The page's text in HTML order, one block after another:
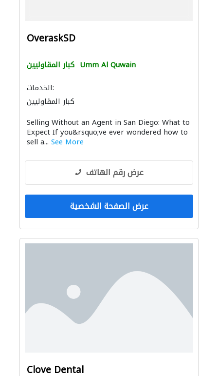
OveraskSD
كبار المقاوليين Umm Al Quwain
الخدمات:
كبار المقاوليين
Selling Without an Agent in San Diego: What to
Expect If you&rsquo;ve ever wondered how to
sell a... See More
عرض رقم الهاتف
عرض الصفحة الشخصية
Clove Dental